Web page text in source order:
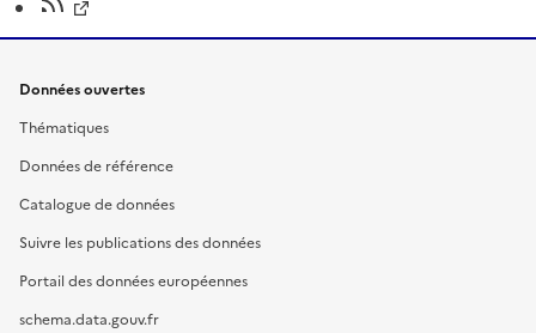
Données ouvertes
Thématiques
Données de référence
Catalogue de données
Suivre les publications des données
Portail des données européennes
schema.data.gouv.fr